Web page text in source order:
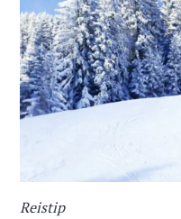
Reistip